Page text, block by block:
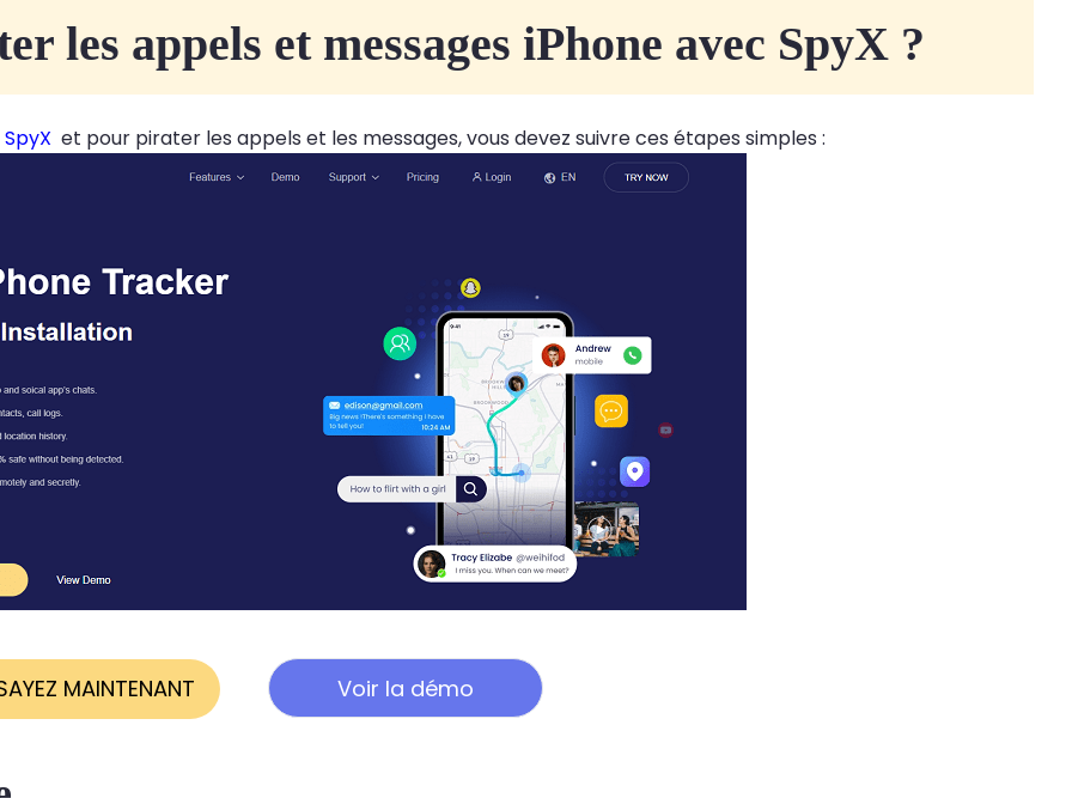
les appels et messages iPhone avec SpyX ?
SpyX et pour pirater les appels et les messages, vous devez suivre ces étapes simples :
MAINTENANT Voir la démo